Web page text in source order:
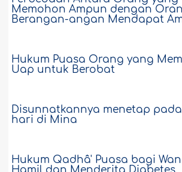
Memohon Ampun dengan
Berangan-angan Mendapat
Hukum Puasa Orang yang
Uap untuk Berobat
Disunnatkannya menetap
hari di Mina
Hukum Qadhâ' Puasa bagi